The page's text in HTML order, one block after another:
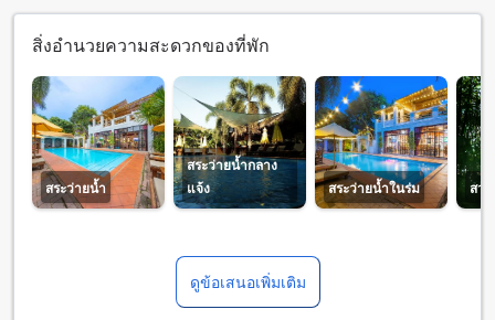
สิ่งอำนวยความสะดวกของที่พัก
สระว่ายน้ำ
สระว่ายน้ำกลาง
แจ้ง
สระว่ายน้ำในร่ม สวน
ดูข้อเสนอเพิ่มเติม